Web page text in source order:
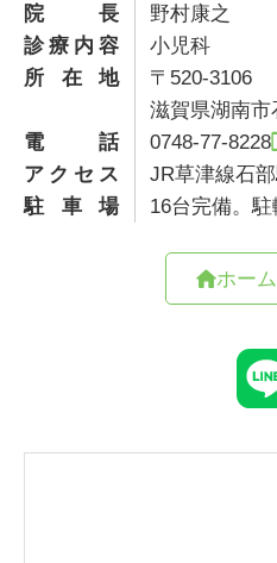
院長
野村康之
診療内容
小児科
所在地
〒520-3106
滋賀県湖南
電話
0748-77-8228
アクセス
JR草津線石
駐車場
16台完備。駐
ホー